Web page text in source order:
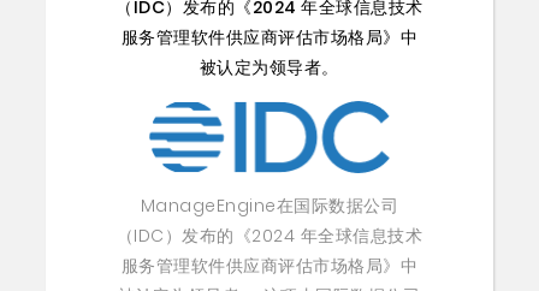
（IDC）发布的《2024 年全球信息技术
服务管理软件供应商评估市场格局》中
被认定为领导者。
ManageEngine在国际数据公司
（IDC）发布的《2024 年全球信息技术
服务管理软件供应商评估市场格局》中